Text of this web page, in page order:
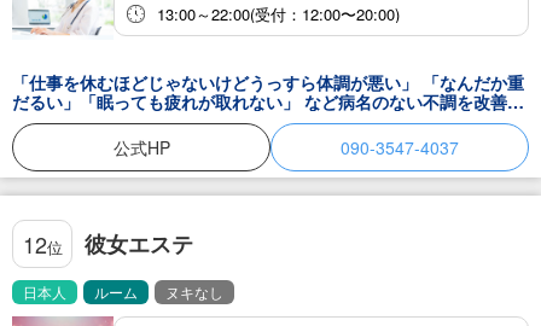
13:00～22:00(受付：12:00〜20:00)
「仕事を休むほどじゃないけどうっすら体調が悪い」 「なんだか重
だるい」「眠っても疲れが取れない」 など病名のない不調を改善し
ます。 鍼灸師・柔道整復師・リンパ療法師による 医療監修の未病を
予防するボディトリートメントをご提案。 日本人女性の丁寧なカウ
ンセリングと手厚いケア、 信頼されて任せて頂けることを目指して
います。 はじめての方から常連の方まで年齢性別問わない リンパ専
門分野です。 地域の皆様に愛されるケアをお届けいたします。
公式HP 090-3547-4037
12位 彼女エステ
日本人 ルーム ヌキなし